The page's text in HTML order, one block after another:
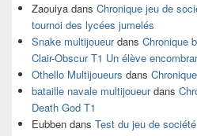
Zaouiya dans Chronique jeu de
tournoi des lycées jumelés
Snake multijoueurdans Chronique
Clair-Obscur T1 Un élève
Othello Multijoueurs dans
bataille navale multijoueurdans
Death God T1
Eubben dans Test du jeu de